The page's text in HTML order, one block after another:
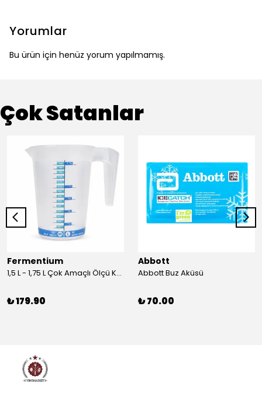
Yorumlar
Bu ürün için henüz yorum yapılmamış.
Çok Satanlar
Fermentium
1,5 L - 1,75 L Çok Amaçlı Ölçü Kabı PlastArt
₺ 179.90
Abbott
Abbott Buz Aküsü
₺ 70.00